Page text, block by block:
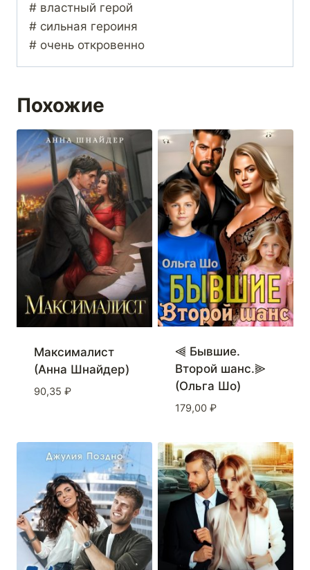
# властный герой
# сильная героиня
# очень откровенно
Похожие
Максималист
(Анна Шнайдер)
90,35 ₽
⫷ Бывшие.
Второй шанс.⫸
(Ольга Шо)
179,00 ₽